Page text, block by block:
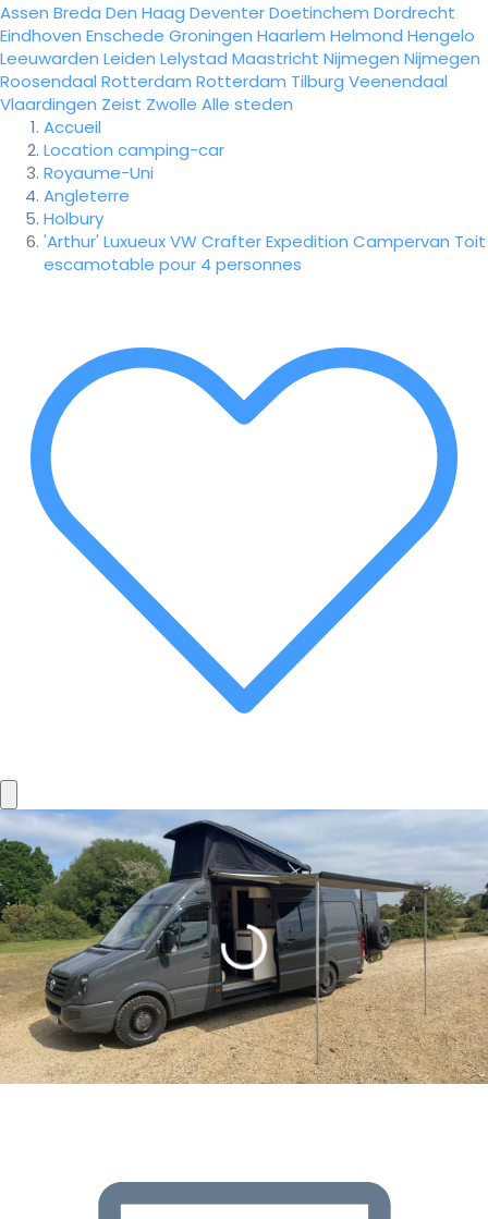
Assen Breda Den Haag DeventerDoetinchem Dordrecht
Eindhoven Enschede Groningen Haarlem Helmond Hengelo
Leeuwarden Leiden Lelystad Maastricht Nijmegen Nijmegen
Roosendaal Rotterdam Rotterdam Tilburg Veenendaal
Vlaardingen Zeist Zwolle Alle steden
Accueil
Location camping-car
Royaume-Uni
Angleterre
Holbury
'Arthur' Luxueux VW Crafter Expedition Campervan Toit
escamotable pour 4 personnes